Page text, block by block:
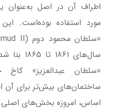
اطراف آن در اصل
مورد استفاده بوده‌است.
«سلطان محمود دوم (II
سال‌های
«سلطان عبدالعزیز»
ساختمان‌های بیش‌تر برای آن
اساس، امروزه بخش‌های اصلی